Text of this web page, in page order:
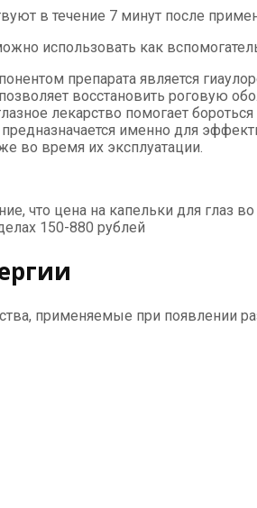
в течение 7 минут после
использовать как
препарата является
восстановить роговую
лекарство помогает
именно для
во время их эксплуатации.
что цена на капельки для глаз
150-880 рублей
применяемые при появлении